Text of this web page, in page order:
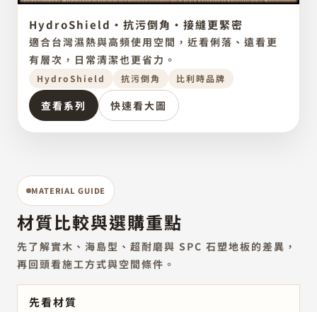
比利時品牌 點圖放大
PREMIUM LAMINATE
Balterio
HydroShield・抗污倒角・接縫更緊密
適合台灣濕熱與高頻使用空間，近看俐落、遠看更
有層次，日常清潔也更省力。
HydroShield 抗污倒角 比利時品牌
查看系列 快速看大圖
MATERIAL GUIDE
材質比較與選購重點
先了解實木、海島型、超耐磨與 SPC 石塑地板的差異，
再回頭看施工方式與空間條件。
先看材質